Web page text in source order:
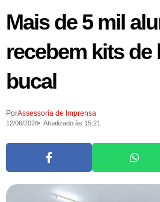
Mais de 5 mil
recebem kits de
bucal
PorAssessoria de Imprensa
12/06/2026 Atualizado às 15:21